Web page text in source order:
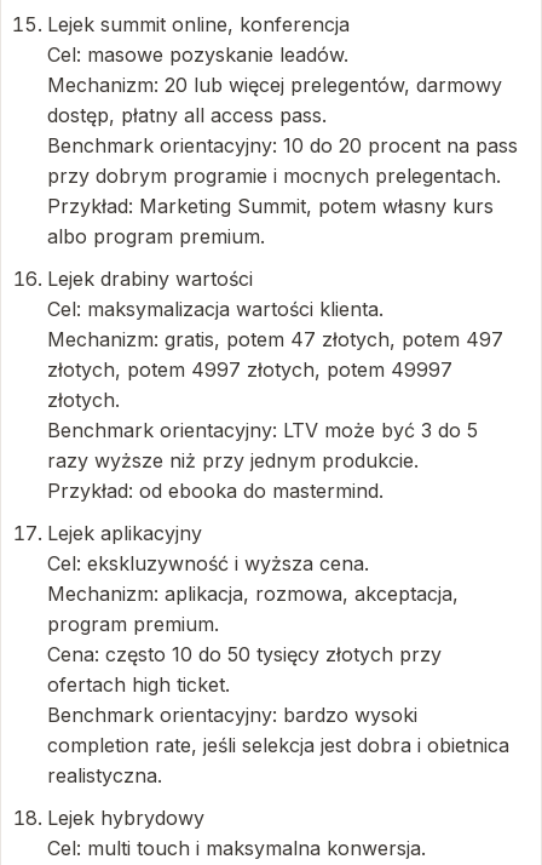
Lejek summit online, konferencja
Cel: masowe pozyskanie leadów.
Mechanizm: 20 lub więcej prelegentów, darmowy
dostęp, płatny all access pass.
Benchmark orientacyjny: 10 do 20 procent na pass
przy dobrym programie i mocnych prelegentach.
Przykład: Marketing Summit, potem własny kurs
albo program premium.
Lejek drabiny wartości
Cel: maksymalizacja wartości klienta.
Mechanizm: gratis, potem 47 złotych, potem 497
złotych, potem 4997 złotych, potem 49997
złotych.
Benchmark orientacyjny: LTV może być 3 do 5
razy wyższe niż przy jednym produkcie.
Przykład: od ebooka do mastermind.
Lejek aplikacyjny
Cel: ekskluzywność i wyższa cena.
Mechanizm: aplikacja, rozmowa, akceptacja,
program premium.
Cena: często 10 do 50 tysięcy złotych przy
ofertach high ticket.
Benchmark orientacyjny: bardzo wysoki
completion rate, jeśli selekcja jest dobra i obietnica
realistyczna.
Lejek hybrydowy
Cel: multi touch i maksymalna konwersja.